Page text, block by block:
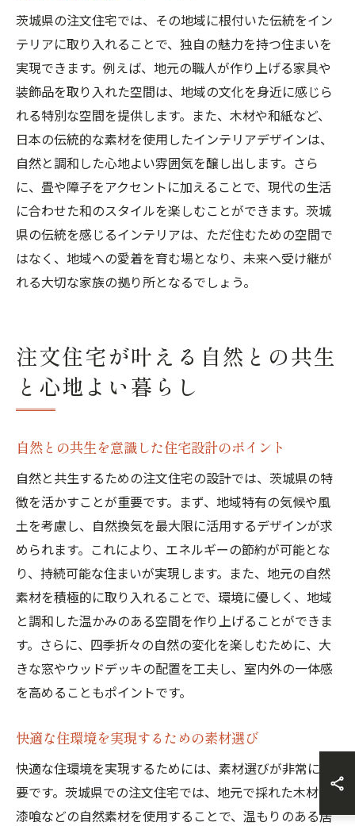
茨城県の注文住宅では、その地域に根付いた伝統をイン
テリアに取り入れることで、独自の魅力を持つ住まいを
実現できます。例えば、地元の職人が作り上げる家具や
装飾品を取り入れた空間は、地域の文化を身近に感じら
れる特別な空間を提供します。また、木材や和紙など、
日本の伝統的な素材を使用したインテリアデザインは、
自然と調和した心地よい雰囲気を醸し出します。さら
に、畳や障子をアクセントに加えることで、現代の生活
に合わせた和のスタイルを楽しむことができます。茨城
県の伝統を感じるインテリアは、ただ住むための空間で
はなく、地域への愛着を育む場となり、未来へ受け継が
れる大切な家族の拠り所となるでしょう。
注文住宅が叶える自然との共生
と心地よい暮らし
自然との共生を意識した住宅設計のポイント
自然と共生するための注文住宅の設計では、茨城県の特
徴を活かすことが重要です。まず、地域特有の気候や風
土を考慮し、自然換気を最大限に活用するデザインが求
められます。これにより、エネルギーの節約が可能とな
り、持続可能な住まいが実現します。また、地元の自然
素材を積極的に取り入れることで、環境に優しく、地域
と調和した温かみのある空間を作り上げることができま
す。さらに、四季折々の自然の変化を楽しむために、大
きな窓やウッドデッキの配置を工夫し、室内外の一体感
を高めることもポイントです。
快適な住環境を実現するための素材選び
快適な住環境を実現するためには、素材選びが非常に重
要です。茨城県での注文住宅では、地元で採れた木材や
漆喰などの自然素材を使用することで、温もりのある居